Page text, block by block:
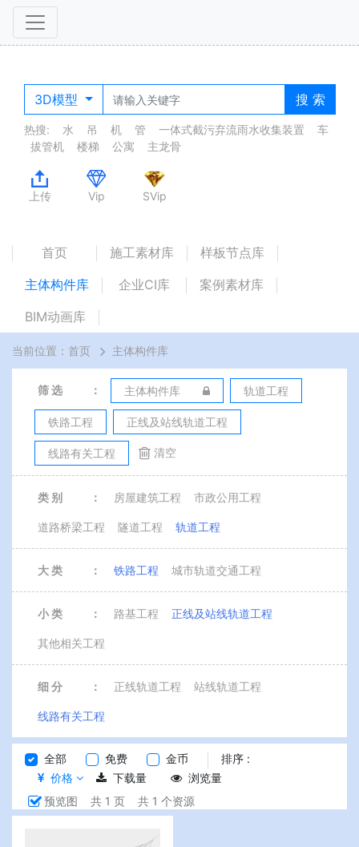
3D模型 搜 索
热搜: 水 吊 机 管 一体式截污弃流雨水收集装置
车
拔管机
楼梯 公寓 主龙骨
上传 Vip SVip
首页 施工素材库
样板节点库
主体构件库
企业CI库
案例素材库
BIM动画库
当前位置： 首页 主体构件库
筛 选 ： 主体构件库 轨道工程
铁路工程 正线及站线轨道工程
线路有关工程 清空
类 别 ： 房屋建筑工程 市政公用工程
道路桥梁工程 隧道工程 轨道工程
大 类 ： 铁路工程 城市轨道交通工程
小 类 ： 路基工程 正线及站线轨道工程
其他相关工程
细 分 ： 正线轨道工程 站线轨道工程
线路有关工程
全部 免费 金币
排序 :
价格
下载量
浏览量
预览图
共 1 页 共 1 个资源